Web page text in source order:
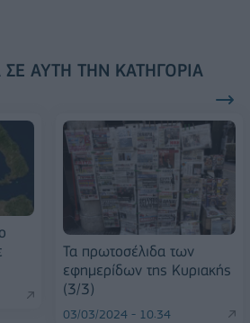
ΣΕ ΑΥΤΉ ΤΗΝ ΚΑΤΗΓΟΡΊΑ
Τα πρωτοσέλιδα των
εφημερίδων της Κυριακής
(3/3)
03/03/2024 - 10:34